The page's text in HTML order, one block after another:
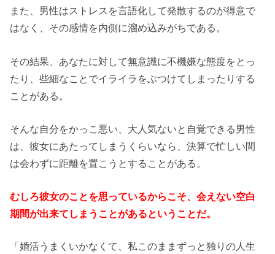
また、男性はストレスを言語化して発散するのが得意で
はなく、その感情を内側に溜め込みがちである。
その結果、あなたに対して無意識に不機嫌な態度をとっ
たり、些細なことでイライラをぶつけてしまったりする
ことがある。
そんな自分をかっこ悪い、大人気ないと自覚できる男性
は、彼女にあたってしまうくらいなら、決算で忙しい間
は会わずに距離を置こうとすることがある。
むしろ彼女のことを思っているからこそ、会えない空白
期間が出来てしまうことがあるということだ。
「婚活うまくいかなくて、私このままずっと独りの人生